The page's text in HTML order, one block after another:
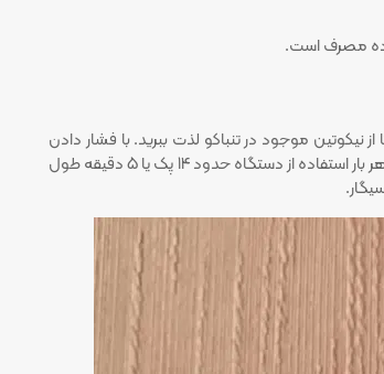
مصرف است.
نیکوتین موجود در تنباکو لذت ببرید. با فشار دادن
یک دکمه، دستگاه شروع به گرم‌کردن تنباکو می‌کند و بعد از چند ثانیه آماده استفاده می‌شود. هر بار استفاده از دستگاه حدود 14 پک یا 5 دقیقه طول